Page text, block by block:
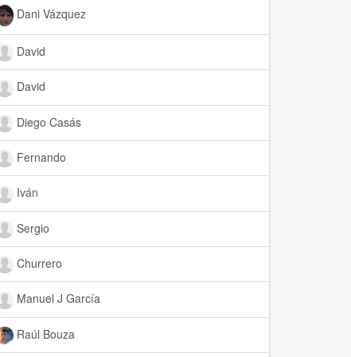
Dani Vázquez
David
David
Diego Casás
Fernando
Iván
Sergio
Churrero
Manuel J García
Raúl Bouza